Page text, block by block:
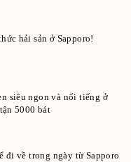
hải sản ở Sapporo!
siêu ngon và nổi tiếng ở
5000 bát
đi về trong ngày từ Sapporo